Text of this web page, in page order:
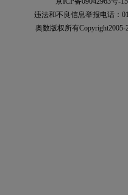
违法和不良信息举报电话：
奥数 版权所有Copyright2005-